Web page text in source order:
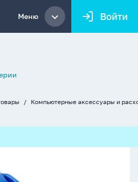
Меню Войти
Компьютерные аксессуары и